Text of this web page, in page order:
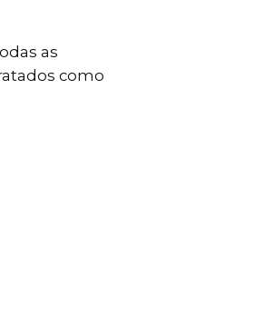
as
como